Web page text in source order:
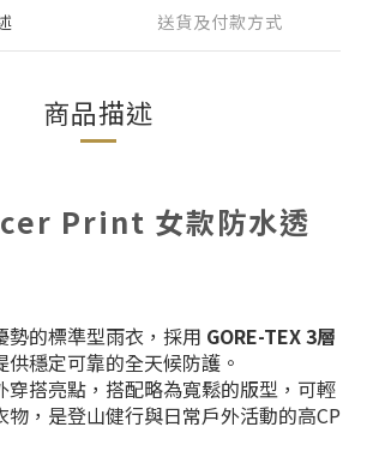
送貨及付款方式
商品描述
Print 女款防水透
勢的標準型雨衣，採用 GORE-TEX 3層
供穩定可靠的全天候防護。
穿搭亮點，搭配略為寬鬆的版型，可輕
物，是登山健行與日常戶外活動的高CP